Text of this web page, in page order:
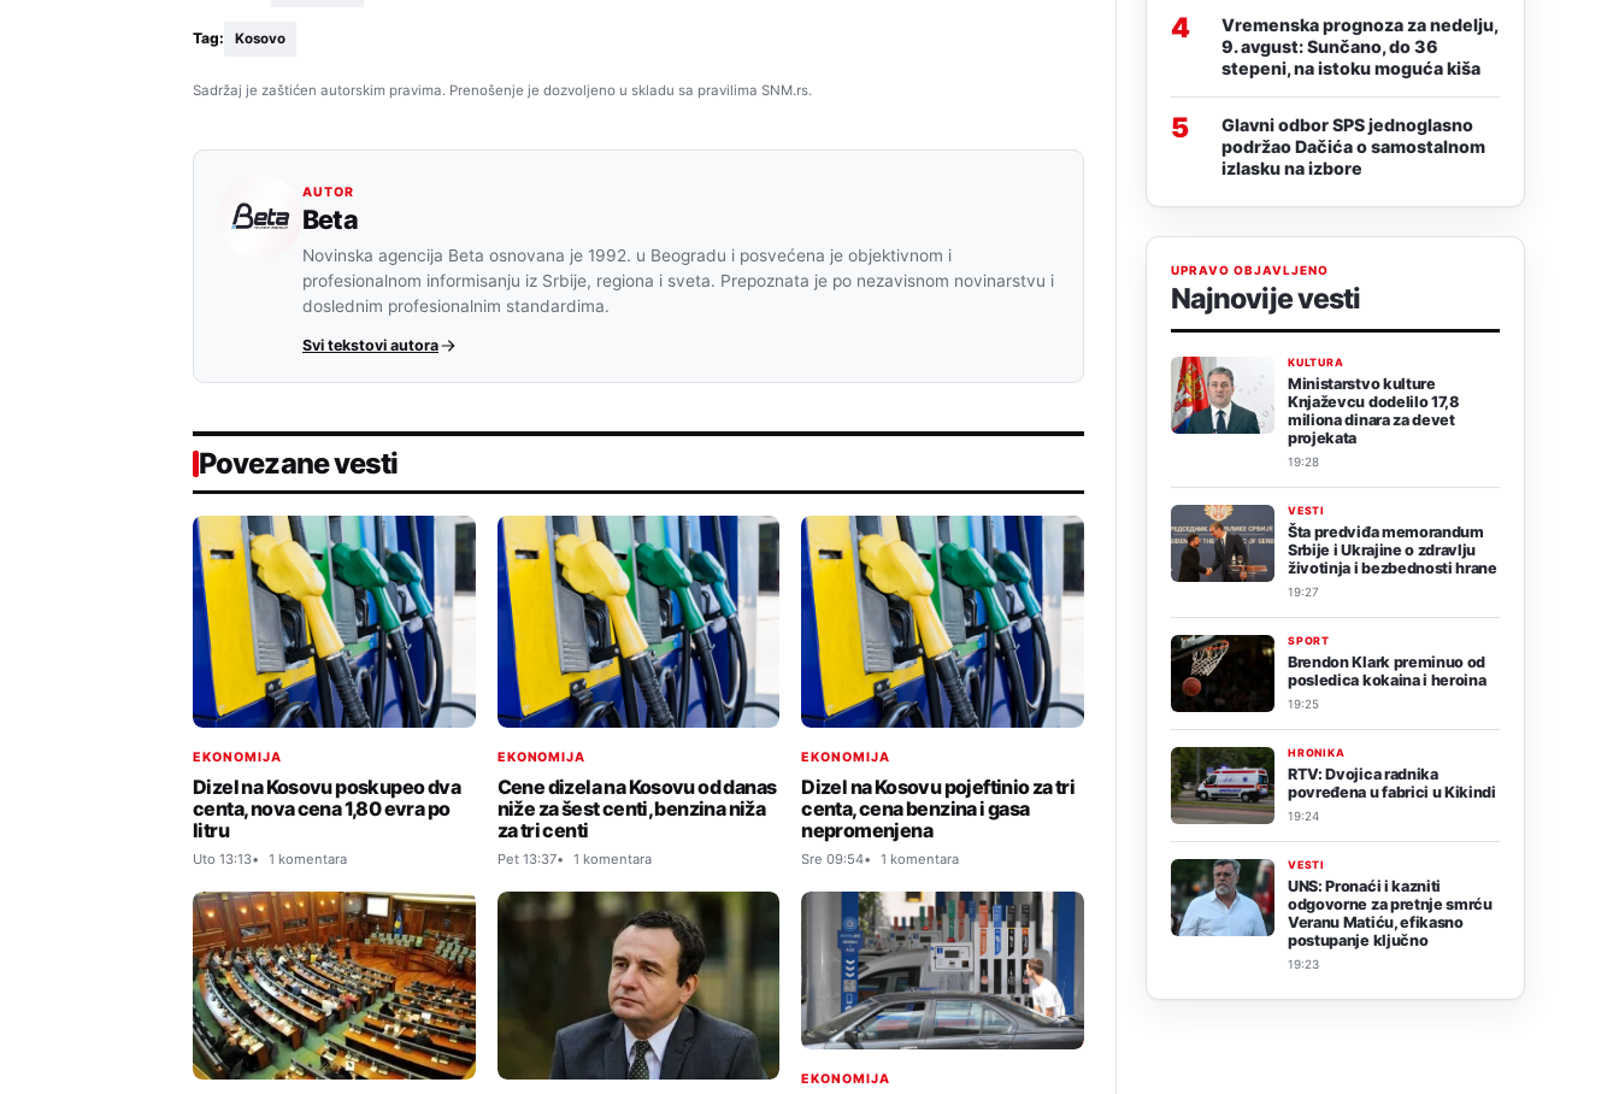
Tag: Kosovo
Sadržaj je zaštićen autorskim pravima. Prenošenje je dozvoljeno u skladu sa pravilima SNM.rs.
AUTOR
Beta
Novinska agencija Beta osnovana je 1992. u Beogradu i posvećena je objektivnom i
profesionalnom informisanju iz Srbije, regiona i sveta. Prepoznata je po nezavisnom novinarstvu i
doslednim profesionalnim standardima.
Svi tekstovi autora
Povezane vesti
EKONOMIJA
Dizel na Kosovu poskupeo dva
centa, nova cena 1,80 evra po
litru
Uto 13:13 1 komentara
EKONOMIJA
Cene dizela na Kosovu od danas
niže za šest centi, benzina niža
za tri centi
Pet 13:37 1 komentara
EKONOMIJA
Dizel na Kosovu pojeftinio za tri
centa, cena benzina i gasa
nepromenjena
Sre 09:54 1 komentara
EKONOMIJA
4
Vremenska prognoza za nedelju,
9. avgust: Sunčano, do 36
stepeni, na istoku moguća kiša
5
Glavni odbor SPS jednoglasno
podržao Dačića o samostalnom
izlasku na izbore
UPRAVO OBJAVLJENO
Najnovije vesti
KULTURA
Ministarstvo kulture
Knjaževcu dodelilo 17,8
miliona dinara za devet
projekata
19:28
VESTI
Šta predviđa memorandum
Srbije i Ukrajine o zdravlju
životinja i bezbednosti hrane
19:27
SPORT
Brendon Klark preminuo od
posledica kokaina i heroina
19:25
HRONIKA
RTV: Dvojica radnika
povređena u fabrici u Kikindi
19:24
VESTI
UNS: Pronaći i kazniti
odgovorne za pretnje smrću
Veranu Matiću, efikasno
postupanje ključno
19:23